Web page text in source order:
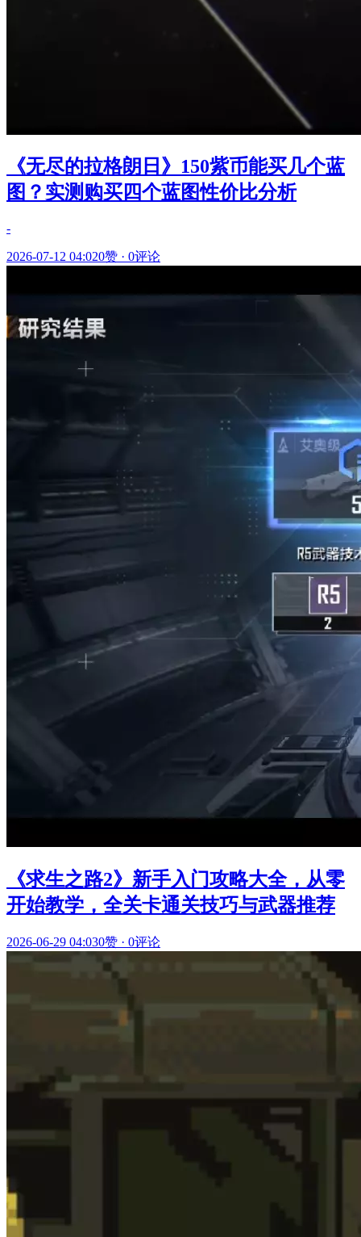
《无尽的拉格朗日》150紫币能买几个蓝
图？实测购买四个蓝图性价比分析
-
2026-07-12 04:020赞 · 0评论
《求生之路2》新手入门攻略大全，从零
开始教学，全关卡通关技巧与武器推荐
2026-06-29 04:030赞 · 0评论